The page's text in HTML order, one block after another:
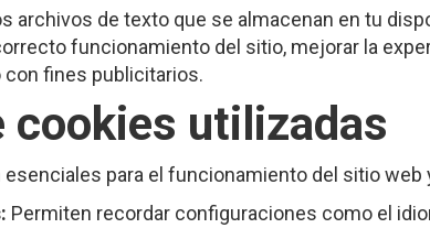
archivos de texto que se almacenan en tu
funcionamiento del sitio, mejorar la
fines publicitarios.
cookies utilizadas
esenciales para el funcionamiento del sitio web
Permiten recordar configuraciones como el